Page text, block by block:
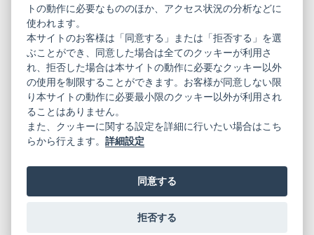
コーポレート
サイト
きものやまと振
袖
サイト
ニュースレター
ご利用案内
お問い合わせ
プライバシーポリシー
特定商取引法に基づく表記
ご利用規約
© 2019 YAMATO CO, LTD.
トの動作に必要なもののほか、アクセス状況の分析などに
使われます。
本サイトのお客様は「同意する」または「拒否する」を選
ぶことができ、同意した場合は全てのクッキーが利用さ
れ、拒否した場合は本サイトの動作に必要なクッキー以外
の使用を制限することができます。お客様が同意しない限
り本サイトの動作に必要最小限のクッキー以外が利用され
ることはありません。
また、クッキーに関する設定を詳細に行いたい場合はこち
らから行えます。詳細設定
同意する
拒否する